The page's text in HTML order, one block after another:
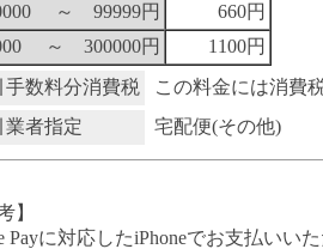
～ 99999円
660円
～ 300000円
1100円
手数料分消費税
この料金には消費
業者指定
宅配便(その他)
】
Payに対応したiPhoneでお支払いいた